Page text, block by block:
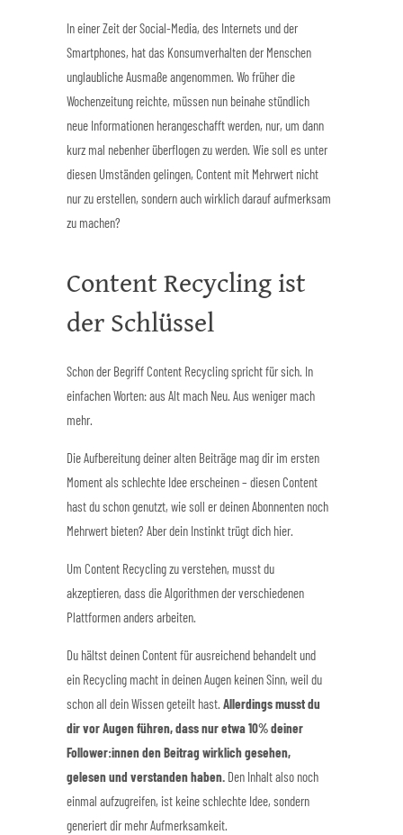
In einer Zeit der Social-Media, des Internets und der
Smartphones, hat das Konsumverhalten der Menschen
unglaubliche Ausmaße angenommen. Wo früher die
Wochenzeitung reichte, müssen nun beinahe stündlich
neue Informationen herangeschafft werden, nur, um dann
kurz mal nebenher überflogen zu werden. Wie soll es unter
diesen Umständen gelingen, Content mit Mehrwert nicht
nur zu erstellen, sondern auch wirklich darauf aufmerksam
zu machen?
Content Recycling ist
der Schlüssel
Schon der Begriff Content Recycling spricht für sich. In
einfachen Worten: aus Alt mach Neu. Aus weniger mach
mehr.
Die Aufbereitung deiner alten Beiträge mag dir im ersten
Moment als schlechte Idee erscheinen – diesen Content
hast du schon genutzt, wie soll er deinen Abonnenten noch
Mehrwert bieten? Aber dein Instinkt trügt dich hier.
Um Content Recycling zu verstehen, musst du
akzeptieren, dass die Algorithmen der verschiedenen
Plattformen anders arbeiten.
Du hältst deinen Content für ausreichend behandelt und
ein Recycling macht in deinen Augen keinen Sinn, weil du
schon all dein Wissen geteilt hast. Allerdings musst du
dir vor Augen führen, dass nur etwa 10% deiner
Follower:innen den Beitrag wirklich gesehen,
gelesen und verstanden haben. Den Inhalt also noch
einmal aufzugreifen, ist keine schlechte Idee, sondern
generiert dir mehr Aufmerksamkeit.